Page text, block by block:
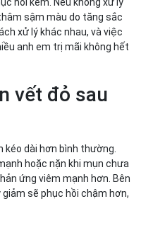
sậm màu do tăng sắc
xử lý khác nhau, và việc
anh em trị mãi không hết
vết đỏ sau
kéo dài hơn bình thường.
hoặc nặn khi mụn chưa
ứng viêm mạnh hơn. Bên
sẽ phục hồi chậm hơn,